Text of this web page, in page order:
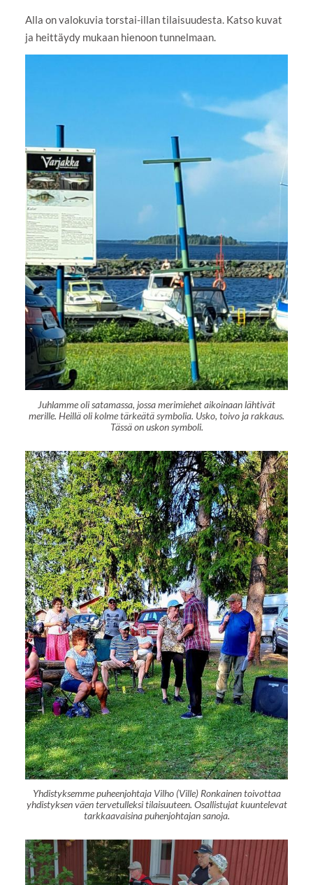
Alla on valokuvia torstai-illan tilaisuudesta. Katso kuvat
ja heittäydy mukaan hienoon tunnelmaan.
Juhlamme oli satamassa, jossa merimiehet aikoinaan lähtivät
merille. Heillä oli kolme tärkeätä symbolia. Usko, toivo ja rakkaus.
Tässä on uskon symboli.
Yhdistyksemme puheenjohtaja Vilho (Ville) Ronkainen toivottaa
yhdistyksen väen tervetulleksi tilaisuuteen. Osallistujat kuuntelevat
tarkkaavaisina puhenjohtajan sanoja.